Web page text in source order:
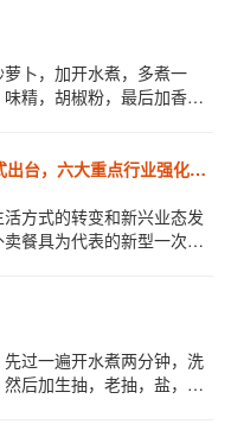
卜，加开水煮，多煮一
精，胡椒粉，最后加香
出台，六大重点行业强化
方式的转变和新兴业态发
餐具为代表的新型一次性
过一遍开水煮两分钟，洗
后加生抽，老抽，盐，味